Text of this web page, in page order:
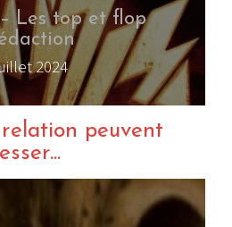
Les top et flop
2024
peuvent